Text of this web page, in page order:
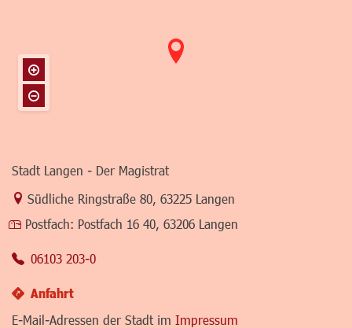
Stadt Langen - Der Magistrat
Link zur Google-Maps Navigation
Südliche Ringstraße 80 63225 Langen
Postfach: Postfach 16 40, 63206 Langen
06103 203-0
Anfahrt
E-Mail-Adressen der Stadt im Impressum